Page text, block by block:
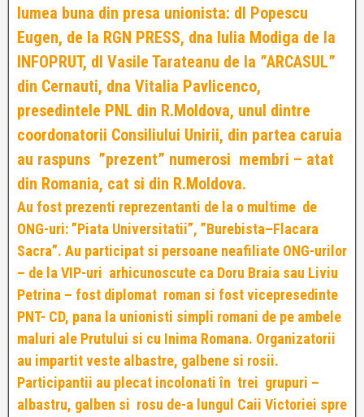
lumea buna din presa unionista: dl Popescu
Eugen, de la RGN PRESS, dna Iulia Modiga de la
INFOPRUT, dl Vasile Tarateanu de la ”ARCASUL”
din Cernauti, dna Vitalia Pavlicenco,
presedintele PNL din R.Moldova, unul dintre
coordonatorii Consiliului Unirii, din partea caruia
au raspuns ”prezent” numerosi membri – atat
din Romania, cat si din R.Moldova.
Au fost prezenti reprezentanti de la o multime de
ONG-uri: ”Piata Universitatii”, ”Burebista–Flacara
Sacra”. Au participat si persoane neafiliate ONG-urilor
– de la VIP-uri arhicunoscute ca Doru Braia sau Liviu
Petrina – fost diplomat roman si fost vicepresedinte
PNT- CD, pana la unionisti simpli romani de pe ambele
maluri ale Prutului si cu Inima Romana. Organizatorii
au impartit veste albastre, galbene si rosii.
Participantii au plecat incolonati în trei grupuri –
albastru, galben si rosu de-a lungul Caii Victoriei spre